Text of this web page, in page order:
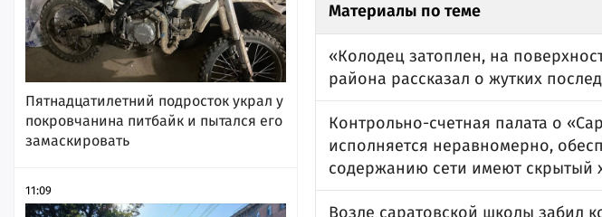
Пятнадцатилетний подросток украл у
покровчанина питбайк и пытался его
замаскировать
11:09
Материалы по теме
«Колодец затоплен, на
района рассказал о жутких
Контрольно-счетная палата о
исполняется неравномерно,
содержанию сети имеют скрытый
Возле саратовской школы забил